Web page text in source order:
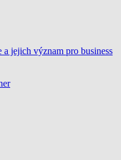
jejich význam pro business